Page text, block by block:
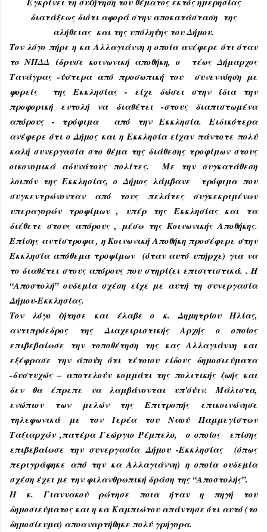
διατάξεως διότι αφορά στην αποκατάσταση της
αλήθειας και της υπόληψης του Δήμου.
Τον λόγο πήρε η κα Αλλαγιάννη η οποία ανέφερε ότι όταν
το ΝΠΔΔ ίδρυσε κοινωνική αποθήκη, o τέως Δήμαρχος
Τανάγρας -ύστερα από προσωπική του συνεννόηση με
φορείς της Εκκλησίας - είχε δώσει στην ίδια την
προφορική εντολή να διαθέτει -στους διαπιστωμένα
απόρους - τρόφιμα από την Εκκλησία. Ειδικότερα
ανέφερε ότι ο Δήμος και η Εκκλησία είχαν πάντοτε πολύ
καλή συνεργασία στο θέμα της διάθεσης τροφίμων στους
οικονομικά αδυνάτους πολίτες. Με την συγκατάθεση
λοιπόν της Εκκλησίας, ο Δήμος λάμβανε τρόφιμα που
συγκεντρώνονταν από τους πελάτες συγκεκριμένων
υπεραγορών τροφίμων , υπέρ της Εκκλησίας και τα
διέθετε στους απόρους , μέσω της Κοινωνικής Αποθήκης.
Επίσης αντίστροφα , η Κοινωνική Αποθήκη προσέφερε στην
Εκκλησία απόθεμα τροφίμων (όταν αυτό υπήρχε) για να
το διαθέτει στους απόρους που στηρίζει επισιτιστικά. . Η
“Αποστολή” ουδεμία σχέση είχε με αυτή τη συνεργασία
Δήμου-Εκκλησίας.
Τον λόγο ζήτησε και έλαβε ο κ. Δημητρίου Ηλίας,
αντιπρόεδρος της Διαχειριστικής Αρχής ο οποίος
επιβεβαίωσε την τοποθέτηση της κας Αλλαγιάννη και
εξέφρασε την άποψη ότι τέτοιου είδους δημοσιεύματα
-δυστυχώς – αποτελούν κομμάτι της πολιτικής ζωής και
δεν θα έπρεπε να λαμβάνονται υπ'όψιν. Μάλιστα,
ενώπιον των μελών της Επιτροπής επικοινώνησε
τηλεφωνικά με τον Ιερέα του Ναού Παμμεγίστων
Ταξιαρχών ,πατέρα Γεώργιο Ρέμπελο, ο οποίος επίσης
επιβεβαίωσε την συνεργασία Δήμου -Εκκλησίας (όπως
περιγράφηκε από την κα Αλλαγιάννη) η οποία ουδεμία
σχέση έχει με την φιλανθρωπική δράση της “Αποστολής”.
Η κ. Γιαννακού ρώτησε ποια ήταν η πηγή του
δημοσιεύματος και η κα Καμπιώτου απάντησε ότι αυτό (το
δημοσίευμα) αποαναρτήθηκε πολύ γρήγορα.